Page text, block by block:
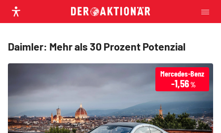
Daimler: Mehr als 30 Prozent Potenzial
Mercedes-Benz
-1,56 %